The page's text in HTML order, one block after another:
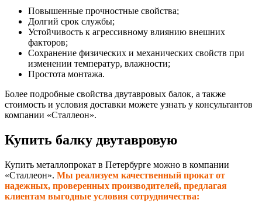
Повышенные прочностные свойства;
Долгий срок службы;
Устойчивость к агрессивному влиянию внешних
факторов;
Сохранение физических и механических свойств при
изменении температур, влажности;
Простота монтажа.
Более подробные свойства двутавровых балок, а также
стоимость и условия доставки можете узнать у консультантов
компании «Сталлеон».
Купить балку двутавровую
Купить металлопрокат в Петербурге можно в компании
«Сталлеон». Мы реализуем качественный прокат от
надежных, проверенных производителей, предлагая
клиентам выгодные условия сотрудничества: